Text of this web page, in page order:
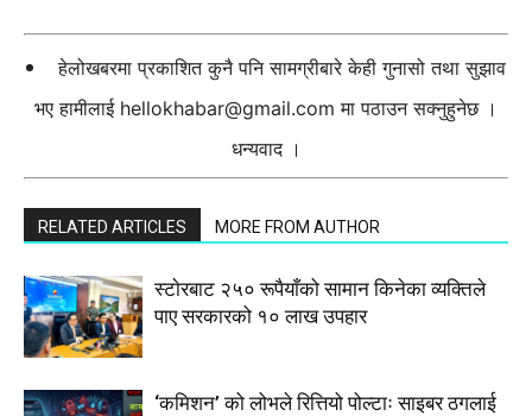
हेलोखबरमा प्रकाशित कुनै पनि सामग्रीबारे केही गुनासो तथा सुझाव
भए हामीलाई hellokhabar@gmail.com मा पठाउन सक्नुहुनेछ ।
धन्यवाद ।
RELATED ARTICLES MORE FROM AUTHOR
स्टाेरबाट २५० रूपैयाँको सामान किनेका व्यक्तिले
पाए सरकारको १० लाख उपहार
‘कमिशन’ को लोभले रित्तियो पोल्टाः साइबर ठगलाई